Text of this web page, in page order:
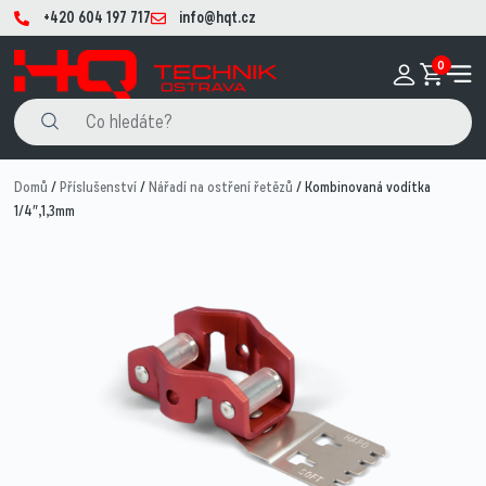
+420 604 197 717 info@hqt.cz
0
Domů /Příslušenství/Nářadí na ostření řetězů / Kombinovaná vodítka
1/4″,1,3mm